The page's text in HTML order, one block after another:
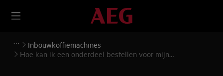
Inbouwkoffiemachines
Hoe kan ik een onderdeel bestellen voor mijn